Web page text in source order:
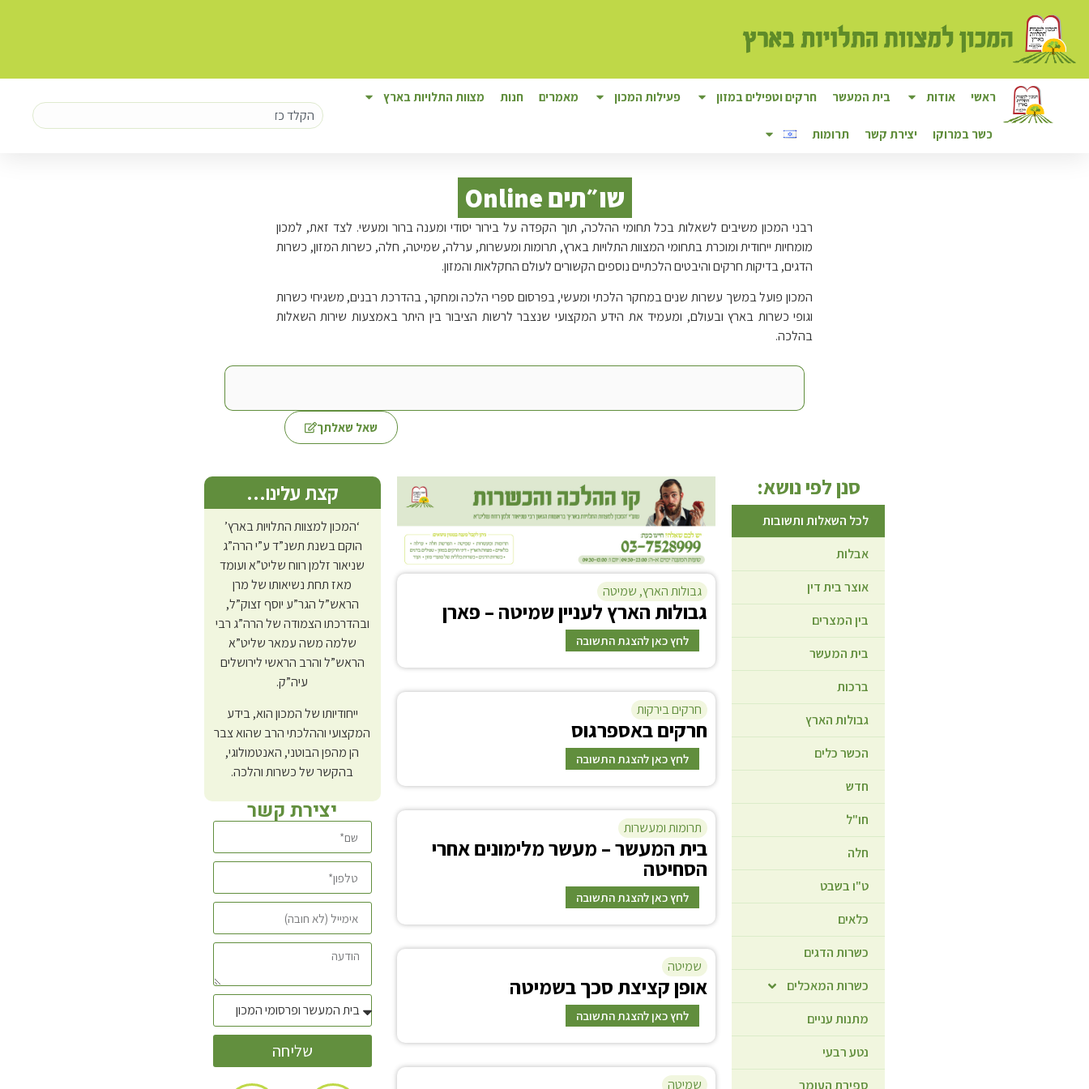
ראשי אודות בית המעשר חרקים וטפילים במזון פעילות המכון מאמרים חנות מצוות התלויות בארץ
כשר במרוקו יצירת קשר תרומות
שו״תים Online
רבני המכון משיבים לשאלות בכל תחומי ההלכה, תוך הקפדה על בירור יסודי ומענה ברור ומעשי. לצד זאת, למכון
מומחיות ייחודית ומוכרת בתחומי המצוות התלויות בארץ, תרומות ומעשרות, ערלה, שמיטה, חלה, כשרות המזון, כשרות
הדגים, בדיקות חרקים והיבטים הלכתיים נוספים הקשורים לעולם החקלאות והמזון.
המכון פועל במשך עשרות שנים במחקר הלכתי ומעשי, בפרסום ספרי הלכה ומחקר, בהדרכת רבנים, משגיחי כשרות
וגופי כשרות בארץ ובעולם, ומעמיד את הידע המקצועי שנצבר לרשות הציבור בין היתר באמצעות שירות השאלות
בהלכה.
שאל שאלתך
סנן לפי נושא:
לכל השאלות ותשובות
אבלות
אוצר בית דין
בין המצרים
בית המעשר
ברכות
גבולות הארץ
הכשר כלים
חדש
חו"ל
חלה
ט"ו בשבט
כלאים
כשרות הדגים
כשרות המאכלים
מתנות עניים
נטע רבעי
גבולות הארץ, שמיטה
גבולות הארץ לעניין שמיטה – פארן
לחץ כאן להצגת התשובה
יבול חו"ל
חרקים בירקות
חרקים באספרגוס
לחץ כאן להצגת התשובה
הסרת הכותרת קילוף הקשקשים שעל הגבעול, שטיפה
ואכילה.
(ניתן לראות גם בערךאספרגוס
תרומות ומעשרות
בית המעשר – מעשר מלימונים אחרי
הסחיטה
לחץ כאן להצגת התשובה
יכול להפריש מהמיץ.
שמיטה
אופן קציצת סכך בשמיטה
לחץ כאן להצגת התשובה
שמיטה
קצת עלינו…
‘המכון למצוות התלויות בארץ’
הוקם בשנת תשנ”ד ע”י הרה”ג
שניאור זלמן רווח שליט”א ועומד
מאז תחת נשיאותו של מרן
הראש”ל הגר”ע יוסף זצוק”ל,
ובהדרכתו הצמודה של הרה”ג רבי
שלמה משה עמאר שליט”א
הראש”ל והרב הראשי לירושלים
עיה”ק.
ייחודיותו של המכון הוא, בידע
המקצועי וההלכתי הרב שהוא צבר
הן מהפן הבוטני, האנטמולוגי,
בהקשר של כשרות והלכה.
יצירת קשר
שליחה